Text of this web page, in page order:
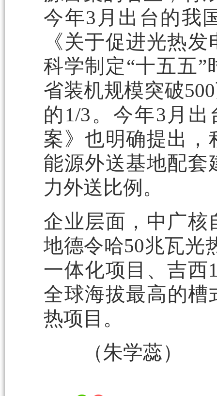
今年3月出台的我
《关于促进光热
科学制定“十五五”
省装机规模突破
的1/3。今年3月
案》也明确提出，
能源外送基地配套
力外送比例。
企业层面，中广核
地德令哈50兆瓦光
一体化项目、吉西
全球海拔最高的
热项目。
（朱学蕊）